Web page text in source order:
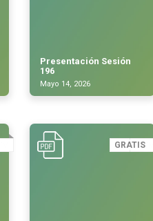
Presentación Sesión
196
Mayo 14, 2026
GRATIS